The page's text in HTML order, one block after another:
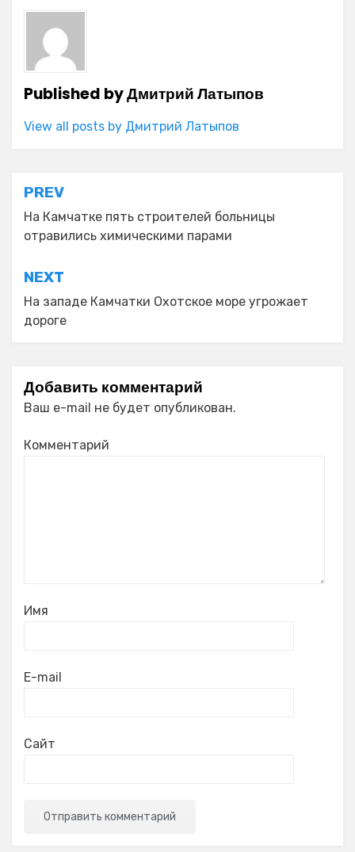
Published byДмитрий Латыпов
View all posts by Дмитрий Латыпов
Навигация
по
записям
PREV
На Камчатке пять строителей больницы
отравились химическими парами
NEXT
На западе Камчатки Охотское море угрожает
дороге
Добавить комментарий
Ваш e-mail не будет опубликован.
Комментарий
Имя
E-mail
Сайт